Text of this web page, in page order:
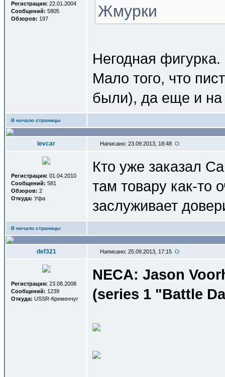
Регистрация: 22.01.2004
Сообщений: 5805
Обзоров: 197 Жмурки
Негодная фигурка.
Мало того, что
были), да еще и на
В начало страницы
levcar Написано: 23.09.2013, 18:48
Регистрация: 01.04.2010
Сообщений: 581
Обзоров: 2
Откуда: Уфа
Кто уже заказал
там товару как-то
заслуживает
В начало страницы
def321 Написано: 25.09.2013, 17:15
Регистрация: 23.08.2008
Сообщений: 1239
Откуда: USSR-Кременчуг
NECA: Jason
(series 1 "Battle